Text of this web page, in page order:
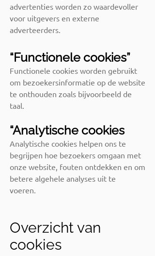
advertenties worden zo waardevoller
voor uitgevers en externe
adverteerders.
“Functionele cookies”
Functionele cookies worden gebruikt
om bezoekersinformatie op de website
te onthouden zoals bijvoorbeeld de
taal.
“Analytische cookies
Analytische cookies helpen ons te
begrijpen hoe bezoekers omgaan met
onze website, fouten ontdekken en om
betere algehele analyses uit te
voeren.
Overzicht van
cookies